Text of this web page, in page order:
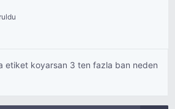
etiket koyarsan 3 ten fazla ban neden